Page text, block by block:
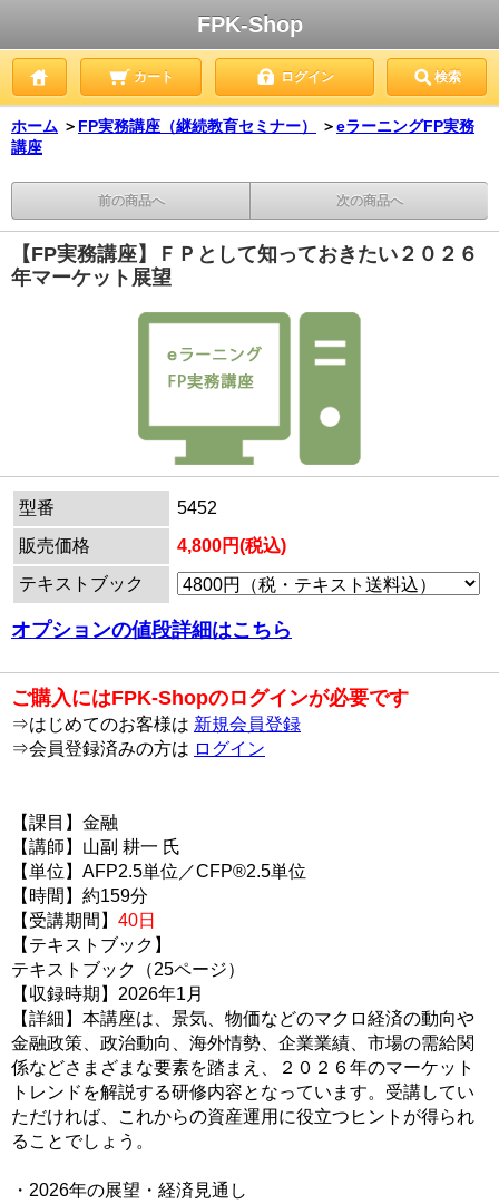
FPK-Shop
カート ログイン 検索
ホーム ＞ FP実務講座（継続教育セミナー） ＞eラーニングFP実務
講座
前の商品へ 次の商品へ
【FP実務講座】ＦＰとして知っておきたい２０２６
年マーケット展望
型番
5452
販売価格
4,800円(税込)
テキストブック
オプションの値段詳細はこちら
ご購入にはFPK-Shopのログインが必要です
⇒はじめてのお客様は 新規会員登録
⇒会員登録済みの方は ログイン
【課目】金融
【講師】山副 耕一 氏
【単位】AFP2.5単位／CFP®2.5単位
【時間】約159分
【受講期間】 40日
【テキストブック】
テキストブック（25ページ）
【収録時期】2026年1月
【詳細】本講座は、景気、物価などのマクロ経済の動向や
金融政策、政治動向、海外情勢、企業業績、市場の需給関
係などさまざまな要素を踏まえ、２０２６年のマーケット
トレンドを解説する研修内容となっています。受講してい
ただければ、これからの資産運用に役立つヒントが得られ
ることでしょう。
・2026年の展望・経済見通し